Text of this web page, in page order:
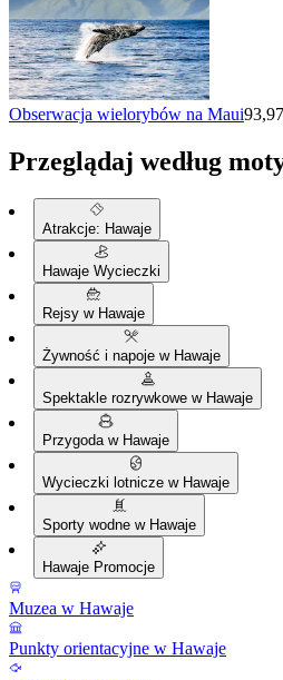
Obserwacja wielorybów na Maui
Przeglądaj według
Atrakcje: Hawaje
Hawaje Wycieczki
Rejsy w Hawaje
Żywność i napoje w Hawaje
Spektakle rozrywkowe w Hawaje
Przygoda w Hawaje
Wycieczki lotnicze w Hawaje
Sporty wodne w Hawaje
Hawaje Promocje
Muzea w Hawaje
Punkty orientacyjne w Hawaje